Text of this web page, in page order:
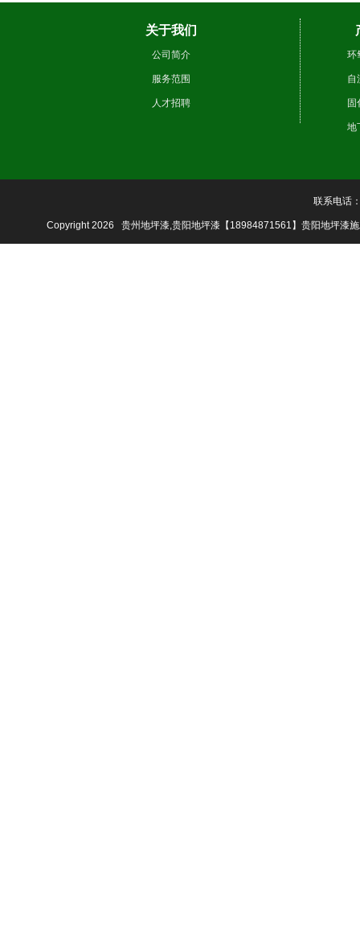
关于我们
公司简介
服务范围
人才招聘
环
自
固
地
联系电话
Copyright 2026 贵州地坪漆,贵阳地坪漆【18984871561】贵阳地坪漆